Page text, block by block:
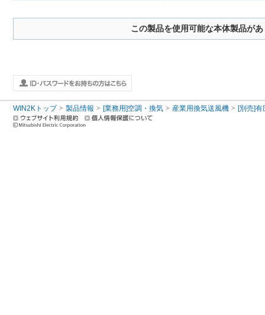
この製品を使用可能な本体製品が
WIN2Kトップ 製品情報 [業務用]空調・換気 産業用換気送風機 [別売]有